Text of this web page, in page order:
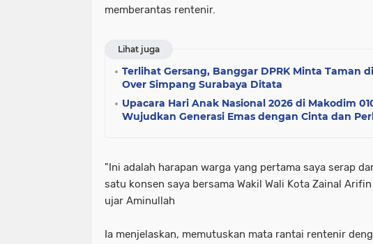
memberantas rentenir.
Lihat juga
Terlihat Gersang, Banggar DPRK Minta Taman
Over Simpang Surabaya Ditata
Upacara Hari Anak Nasional 2026 di Makodim
Wujudkan Generasi Emas dengan Cinta dan
"Ini adalah harapan warga yang pertama saya serap
satu konsen saya bersama Wakil Wali Kota Zainal
ujar Aminullah
Ia menjelaskan, memutuskan mata rantai rentenir